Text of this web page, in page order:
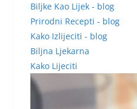
Biljke Kao Lijek - blog
Prirodni Recepti - blog
Kako Izlijeciti - blog
Biljna Ljekarna
Kako Lijeciti